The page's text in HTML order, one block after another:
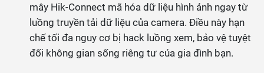
mây Hik-Connect mã hóa dữ liệu hình ảnh ngay từ
luồng truyền tải dữ liệu của camera. Điều này hạn
chế tối đa nguy cơ bị hack luồng xem, bảo vệ tuyệt
đối không gian sống riêng tư của gia đình bạn.